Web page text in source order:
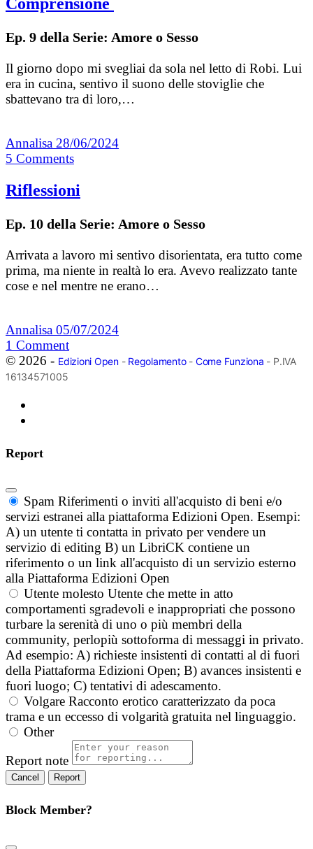
Ep. 9 della Serie: Amore o Sesso
Il giorno dopo mi svegliai da sola nel letto di Robi. Lui
era in cucina, sentivo il suono delle stoviglie che
sbattevano tra di loro,…
Annalisa 28/06/2024
5 Comments
Riflessioni
Ep. 10 della Serie: Amore o Sesso
Arrivata a lavoro mi sentivo disorientata, era tutto come
prima, ma niente in realtà lo era. Avevo realizzato tante
cose e nel mentre ne erano…
Annalisa 05/07/2024
1 Comment
© 2026 - Edizioni Open- Regolamento- Come Funziona - P.IVA
16134571005
Report
Spam Riferimenti o inviti all'acquisto di beni e/o
servizi estranei alla piattaforma Edizioni Open. Esempi:
A) un utente ti contatta in privato per vendere un
servizio di editing B) un LibriCK contiene un
riferimento o un link all'acquisto di un servizio esterno
alla Piattaforma Edizioni Open
Utente molesto Utente che mette in atto
comportamenti sgradevoli e inappropriati che possono
turbare la serenità di uno o più membri della
community, perlopiù sottoforma di messaggi in privato.
Ad esempio: A) richieste insistenti di contatti al di fuori
della Piattaforma Edizioni Open; B) avances insistenti e
fuori luogo; C) tentativi di adescamento.
Volgare Racconto erotico caratterizzato da poca
trama e un eccesso di volgarità gratuita nel linguaggio.
Other
Report note
Report
Block Member?